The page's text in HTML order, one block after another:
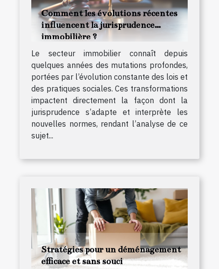
Comment les évolutions récentes
influencent la jurisprudence
immobilière ?
Le secteur immobilier connaît depuis
quelques années des mutations profondes,
portées par l’évolution constante des lois et
des pratiques sociales. Ces transformations
impactent directement la façon dont la
jurisprudence s’adapte et interprète les
nouvelles normes, rendant l’analyse de ce
sujet...
Stratégies pour un déménagement
efficace et sans souci